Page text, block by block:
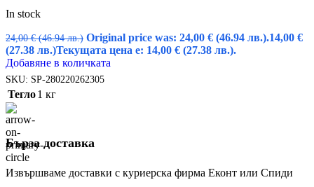
In stock
24,00€ (46.94 лв.) Original price was: 24,00 € (46.94 лв.).14,00 €
(27.38 лв.)Текущата цена е: 14,00 € (27.38 лв.).
Добавяне в количката
SKU: SP-280220262305
Тегло1 кг
Бърза доставка
Извършваме доставки с куриерска фирма Еконт или Спиди